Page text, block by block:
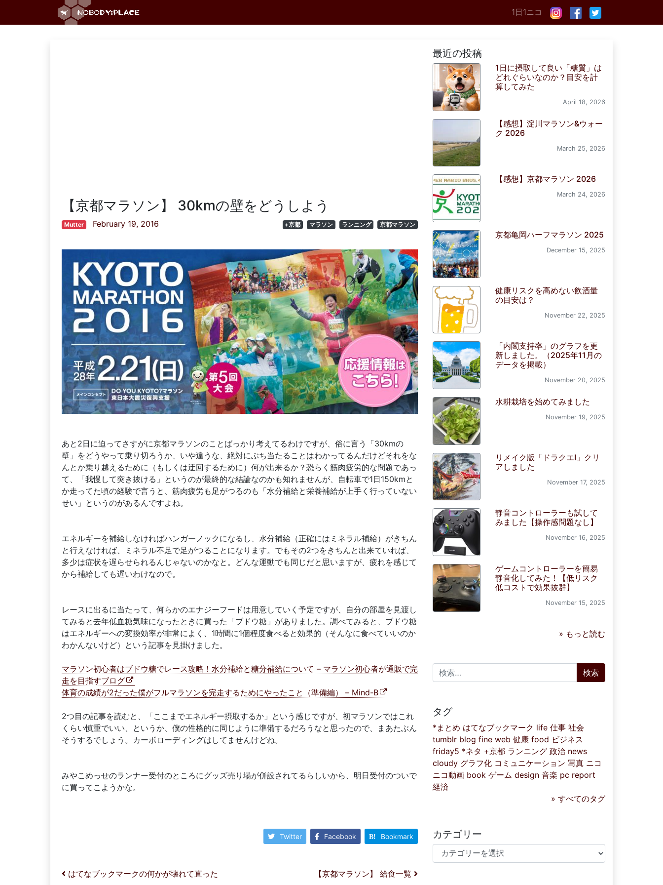
1日1ニコ
【京都マラソン】 30kmの壁をどうしよう
Mutter February 19, 2016 +京都 マラソン ランニング 京都マラソン
あと2日に迫ってさすがに京都マラソンのことばっかり考えてるわけですが、俗に言う「30kmの
壁」をどうやって乗り切ろうか、いや違うな、絶対にぶち当たることはわかってるんだけどそれをな
んとか乗り越えるために（もしくは迂回するために）何が出来るか？恐らく筋肉疲労的な問題であっ
て、「我慢して突き抜ける」というのが最終的な結論なのかも知れませんが、自転車で1日150kmと
か走ってた頃の経験で言うと、筋肉疲労も足がつるのも「水分補給と栄養補給が上手く行っていない
せい」というのがあるんですよね。
エネルギーを補給しなければハンガーノックになるし、水分補給（正確にはミネラル補給）がきちん
と行えなければ、ミネラル不足で足がつることになります。でもその2つをきちんと出来ていれば、
多少は症状を遅らせられるんじゃないのかなと。どんな運動でも同じだと思いますが、疲れを感じて
から補給しても遅いわけなので。
レースに出るに当たって、何らかのエナジーフードは用意していく予定ですが、自分の部屋を見渡し
てみると去年低血糖気味になったときに買った「ブドウ糖」がありました。調べてみると、ブドウ糖
はエネルギーへの変換効率が非常によく、1時間に1個程度食べると効果的（そんなに食べていいのか
わかんないけど）という記事を見掛けました。
マラソン初心者はブドウ糖でレース攻略！水分補給と糖分補給について – マラソン初心者が通販で完
走を目指すブログ
体育の成績が2だった僕がフルマラソンを完走するためにやったこと（準備編） – Mind-B
2つ目の記事を読むと、「ここまでエネルギー摂取するか」という感じですが、初マラソンではこれ
くらい慎重でいい、というか、僕の性格的に同じように準備するだろうなと思ったので、まあたぶん
そうするでしょう。カーボローディングはしてませんけどね。
みやこめっせのランナー受付のところにグッズ売り場が併設されてるらしいから、明日受付のついで
に買ってこようかな。
Twitter Facebook Bookmark
投稿ナビゲーション
はてなブックマークの何かが壊れて直った 【京都マラソン】 給食一覧
最近の投稿
1日に摂取して良い「糖質」は
どれぐらいなのか？目安を計
算してみた
April 18, 2026
【感想】淀川マラソン&ウォー
ク 2026
March 25, 2026
【感想】京都マラソン 2026
March 24, 2026
京都亀岡ハーフマラソン 2025
December 15, 2025
健康リスクを高めない飲酒量
の目安は？
November 22, 2025
「内閣支持率」のグラフを更
新しました。（2025年11月の
データを掲載）
November 20, 2025
水耕栽培を始めてみました
November 19, 2025
リメイク版「ドラクエI」クリ
アしました
November 17, 2025
静音コントローラーも試して
みました【操作感問題なし】
November 16, 2025
ゲームコントローラーを簡易
静音化してみた！【低リスク
低コストで効果抜群】
November 15, 2025
» もっと読む
検索:
タグ
*まとめ はてなブックマーク life 仕事 社会
tumblr blog fine web 健康 food ビジネス
friday5 *ネタ +京都 ランニング 政治 news
cloudy グラフ化 コミュニケーション 写真 ニコ
ニコ動画 book ゲーム design 音楽 pc report
経済
» すべてのタグ
カテゴリー
カテゴリー